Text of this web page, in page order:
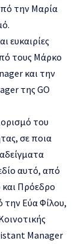
την Μαρία
ευκαιρίες
τους Μάρκο
και την
της GO
του
σε ποια
αυτό, από
Πρόεδρο
την Εύα Φίλου,
Manager